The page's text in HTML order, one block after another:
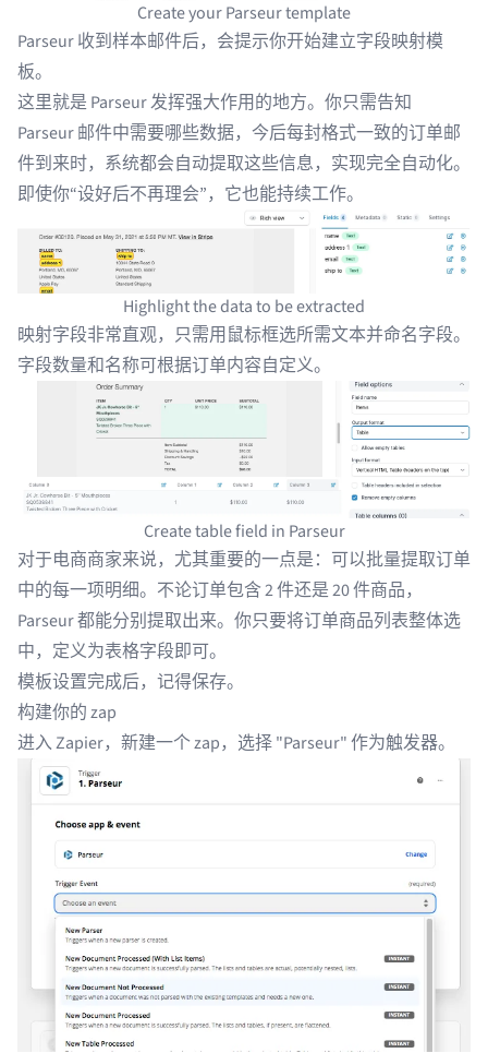
Create your Parseur template
Parseur 收到样本邮件后，会提示你开始建立字段映射模
板。
这里就是 Parseur 发挥强大作用的地方。你只需告知
Parseur 邮件中需要哪些数据，今后每封格式一致的订单邮
件到来时，系统都会自动提取这些信息，实现完全自动化。
即使你“设好后不再理会”，它也能持续工作。
Highlight the data to be extracted
映射字段非常直观，只需用鼠标框选所需文本并命名字段。
字段数量和名称可根据订单内容自定义。
Create table field in Parseur
对于电商商家来说，尤其重要的一点是：可以批量提取订单
中的每一项明细。不论订单包含 2 件还是 20 件商品，
Parseur 都能分别提取出来。你只要将订单商品列表整体选
中，定义为表格字段即可。
模板设置完成后，记得保存。
构建你的 zap
进入Zapier，新建一个 zap，选择 "Parseur" 作为触发器。